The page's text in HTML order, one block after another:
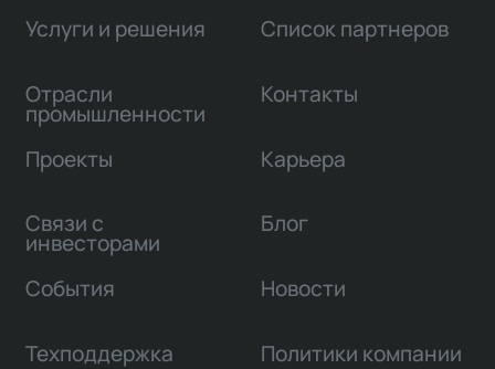
Услуги и решения
Отрасли
промышленности
Проекты
Связи с
инвесторами
Список партнеров
Контакты
Карьера
Блог
События Новости
Техподдержка Политики компании